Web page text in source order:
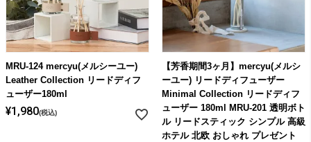
MRU-124 mercyu(メルシーユー)
Leather Collection リードディフ
ューザー180ml
¥1,980 税込
【芳香期間3ヶ月】mercyu(メルシ
ーユー) リードディフューザー
Minimal Collection リードディフ
ューザー 180ml MRU-201 透明ボト
ル リードスティック シンプル 高級
ホテル 北欧 おしゃれ プレゼント